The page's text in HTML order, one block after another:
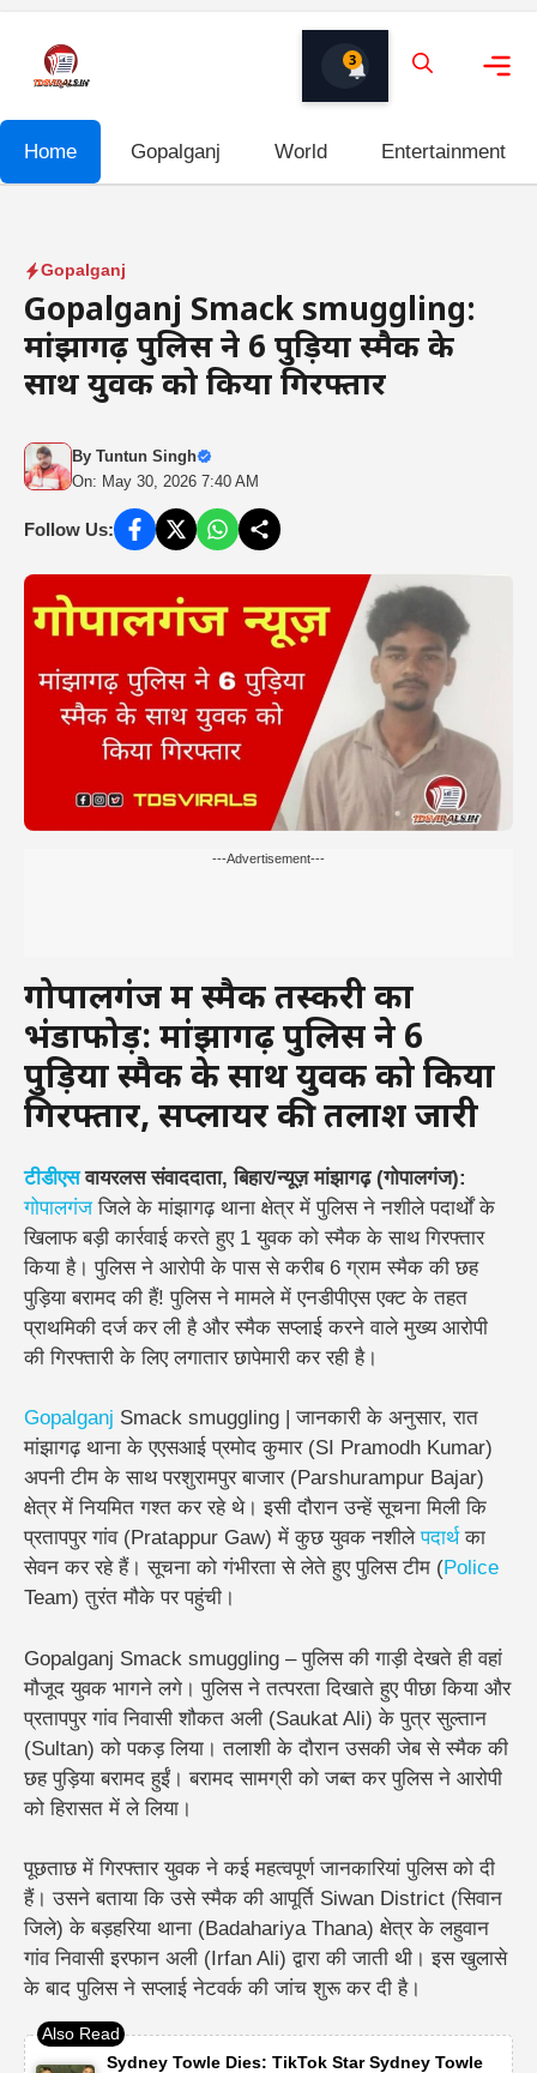
content
3
Home Gopalganj World Entertainment
Gopalganj
Gopalganj Smack smuggling:
मांझागढ़ पुलिस ने 6 पुड़िया स्मैक के
साथ युवक को किया गिरफ्तार
By Tuntun Singh
On: May 30, 2026 7:40 AM
Follow Us:
---Advertisement---
गोपालगंज में स्मैक तस्करी का
भंडाफोड़: मांझागढ़ पुलिस ने 6
पुड़िया स्मैक के साथ युवक को किया
गिरफ्तार, सप्लायर की तलाश जारी
टीडीएसवायरलस संवाददाता, बिहार/न्यूज़ मांझागढ़ (गोपालगंज):
गोपालगंजजिले के मांझागढ़ थाना क्षेत्र में पुलिस ने नशीले पदार्थों के
खिलाफ बड़ी कार्रवाई करते हुए 1 युवक को स्मैक के साथ गिरफ्तार
किया है। पुलिस ने आरोपी के पास से करीब 6 ग्राम स्मैक की छह
पुड़िया बरामद की हैं! पुलिस ने मामले में एनडीपीएस एक्ट के तहत
प्राथमिकी दर्ज कर ली है और स्मैक सप्लाई करने वाले मुख्य आरोपी
की गिरफ्तारी के लिए लगातार छापेमारी कर रही है।
Gopalganj Smack smuggling | जानकारी के अनुसार, रात
मांझागढ़ थाना के एएसआई प्रमोद कुमार (SI Pramodh Kumar)
अपनी टीम के साथ परशुरामपुर बाजार (Parshurampur Bajar)
क्षेत्र में नियमित गश्त कर रहे थे। इसी दौरान उन्हें सूचना मिली कि
प्रतापपुर गांव (Pratappur Gaw) में कुछ युवक नशीलेपदार्थका
सेवन कर रहे हैं। सूचना को गंभीरता से लेते हुए पुलिस टीम (Police
Team) तुरंत मौके पर पहुंची।
Gopalganj Smack smuggling – पुलिस की गाड़ी देखते ही वहां
मौजूद युवक भागने लगे। पुलिस ने तत्परता दिखाते हुए पीछा किया और
प्रतापपुर गांव निवासी शौकत अली (Saukat Ali) के पुत्र सुल्तान
(Sultan) को पकड़ लिया। तलाशी के दौरान उसकी जेब से स्मैक की
छह पुड़िया बरामद हुईं। बरामद सामग्री को जब्त कर पुलिस ने आरोपी
को हिरासत में ले लिया।
पूछताछ में गिरफ्तार युवक ने कई महत्वपूर्ण जानकारियां पुलिस को दी
हैं। उसने बताया कि उसे स्मैक की आपूर्ति Siwan District (सिवान
जिले) के बड़हरिया थाना (Badahariya Thana) क्षेत्र के लहुवान
गांव निवासी इरफान अली (Irfan Ali) द्वारा की जाती थी। इस खुलासे
के बाद पुलिस ने सप्लाई नेटवर्क की जांच शुरू कर दी है।
Sydney Towle Dies: TikTok Star Sydney Towle